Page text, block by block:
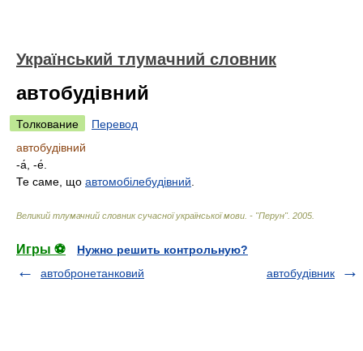
Український тлумачний словник
автобудівний
Толкование
Перевод
автобудівний
-а́, -е́.
Те саме, що автомобілебудівний
Великий тлумачний словник сучасної української мови. - "Перун". 2005
Игры ⚽
Нужно решить контрольную?
автобронетанковий
автобудівник